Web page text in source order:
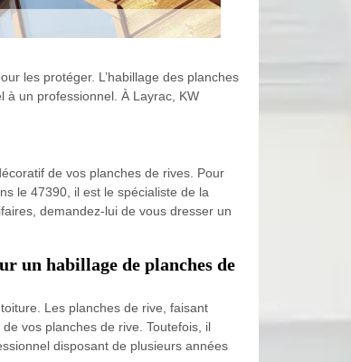
les protéger. L’habillage des planches
à un professionnel. À Layrac, KW
de vos planches de rives. Pour
le 47390, il est le spécialiste de la
demandez-lui de vous dresser un
un habillage de planches de
Les planches de rive, faisant
vos planches de rive. Toutefois, il
disposant de plusieurs années